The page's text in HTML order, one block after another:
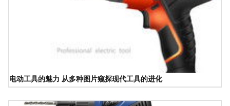
电动工具的魅力 从多种图片窥探现代工具的进化